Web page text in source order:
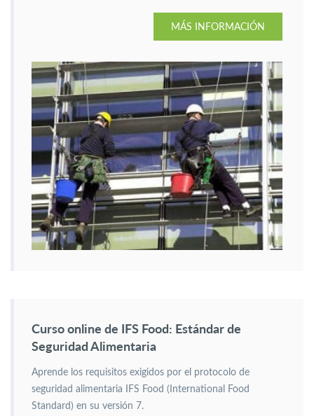
MÁS INFORMACIÓN
Curso online de IFS Food: Estándar de
Seguridad Alimentaria
Aprende los requisitos exigidos por el protocolo de
seguridad alimentaria IFS Food (International Food
Standard) en su versión 7.